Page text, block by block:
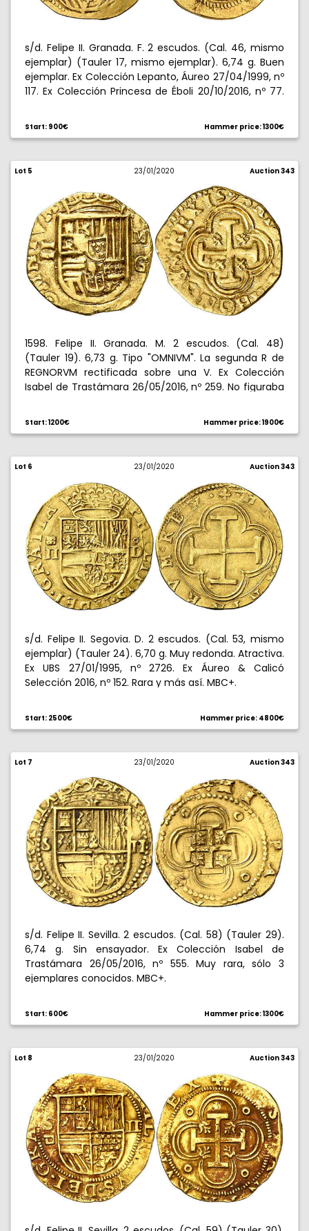
s/d. Felipe II. Granada. F. 2 escudos. (Cal. 46, mismo
ejemplar) (Tauler 17, mismo ejemplar). 6,74 g. Buen
ejemplar. Ex Colección Lepanto, Áureo 27/04/1999, nº
117. Ex Colección Princesa de Éboli 20/10/2016, nº 77.
Muy rara. MBC+.
Start: 900€ Hammer price: 1300€
Lot 5 23/01/2020 Auction 343
1598. Felipe II. Granada. M. 2 escudos. (Cal. 48)
(Tauler 19). 6,73 g. Tipo "OMNIVM". La segunda R de
REGNORVM rectificada sobre una V. Ex Colección
Isabel de Trastámara 26/05/2016, nº 259. No figuraba
sólo se conoce otro ejemplar. MBC+.
Start: 1200€ Hammer price: 1900€
Lot 6 23/01/2020 Auction 343
s/d. Felipe II. Segovia. D. 2 escudos. (Cal. 53, mismo
ejemplar) (Tauler 24). 6,70 g. Muy redonda. Atractiva.
Ex UBS 27/01/1995, nº 2726. Ex Áureo & Calicó
Selección 2016, nº 152. Rara y más así. MBC+.
Start: 2500€ Hammer price: 4800€
Lot 7 23/01/2020 Auction 343
s/d. Felipe II. Sevilla. 2 escudos. (Cal. 58) (Tauler 29).
6,74 g. Sin ensayador. Ex Colección Isabel de
Trastámara 26/05/2016, nº 555. Muy rara, sólo 3
ejemplares conocidos. MBC+.
Start: 600€ Hammer price: 1300€
Lot 8 23/01/2020 Auction 343